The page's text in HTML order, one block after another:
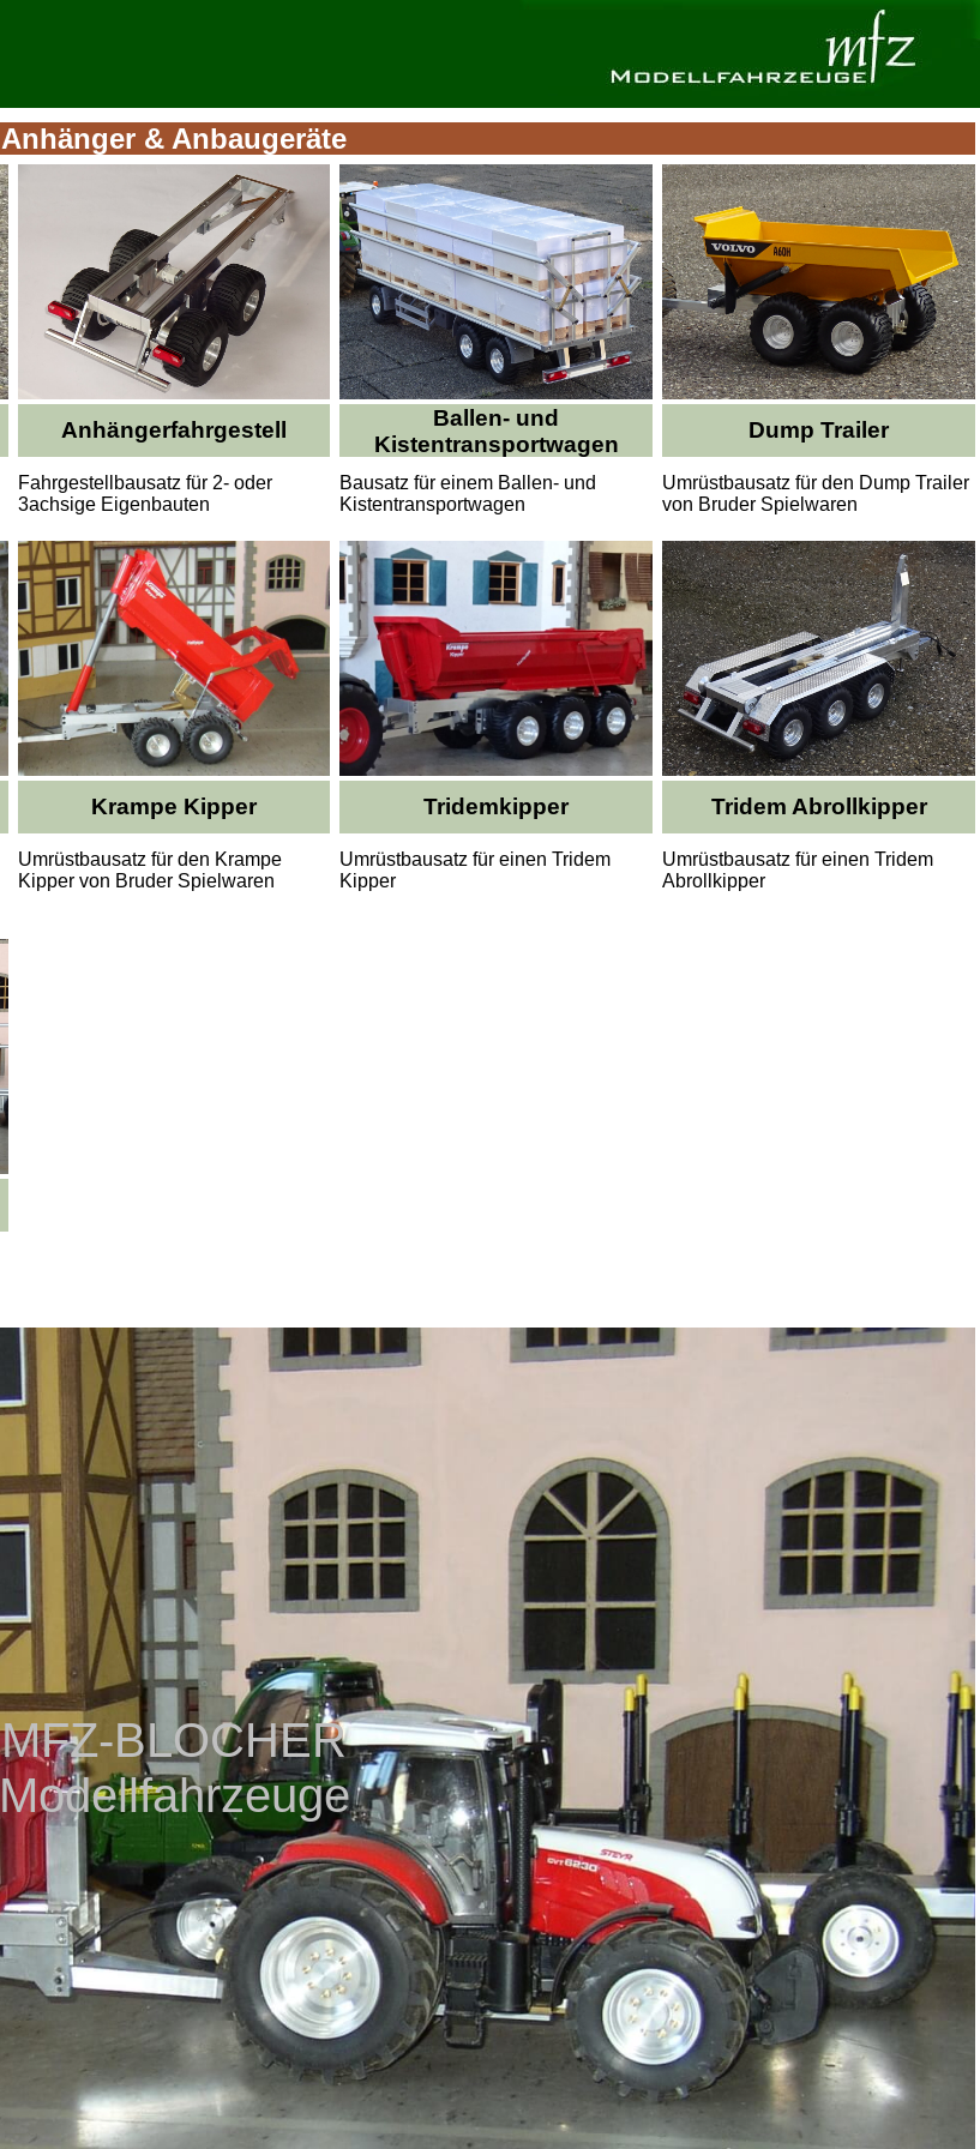
Anhänger & Anbaugeräte
Anhängerfahrgestell
Fahrgestellbausatz für 2- oder
3achsige Eigenbauten
Ballen- und
Kistentransportwagen
Bausatz für einem Ballen- und
Kistentransportwagen
Dump Trailer
Umrüstbausatz für den Dump Trailer
von Bruder Spielwaren
Krampe Kipper
Umrüstbausatz für den Krampe
Kipper von Bruder Spielwaren
Tridemkipper
Umrüstbausatz für einen Tridem
Kipper
Tridem Abrollkipper
Umrüstbausatz für einen Tridem
Abrollkipper
MFZ-BLOCHER
Modellfahrzeuge